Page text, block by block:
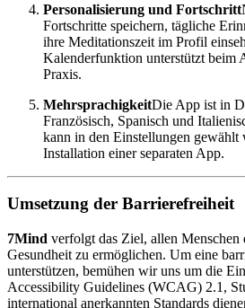
Personalisierung und Fortschritt
Fortschritte speichern, tägliche
ihre Meditationszeit im Profil
Kalenderfunktion unterstützt beim
Praxis.
MehrsprachigkeitDie App ist in
Französisch, Spanisch und
kann in den Einstellungen gewählt
Installation einer separaten App.
Umsetzung der Barrierefreiheit
7Mind verfolgt das Ziel, allen Menschen
Gesundheit zu ermöglichen. Um eine
unterstützen, bemühen wir uns um die
Accessibility Guidelines (WCAG) 2.1,
international anerkannten Standards